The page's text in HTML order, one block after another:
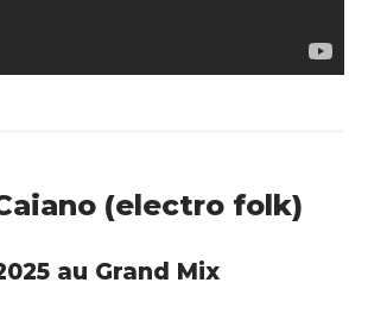
(electro folk)
au Grand Mix